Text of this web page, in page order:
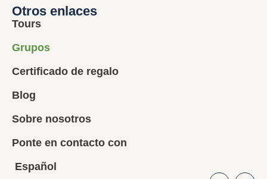
Otros enlaces
Tours
Grupos
Certificado de regalo
Blog
Sobre nosotros
Ponte en contacto con
Español